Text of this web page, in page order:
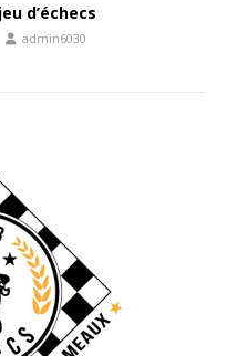
d’échecs
admin6030